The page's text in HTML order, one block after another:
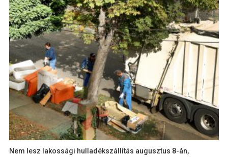
Nem lesz lakossági hulladékszállítás augusztus 8-án,